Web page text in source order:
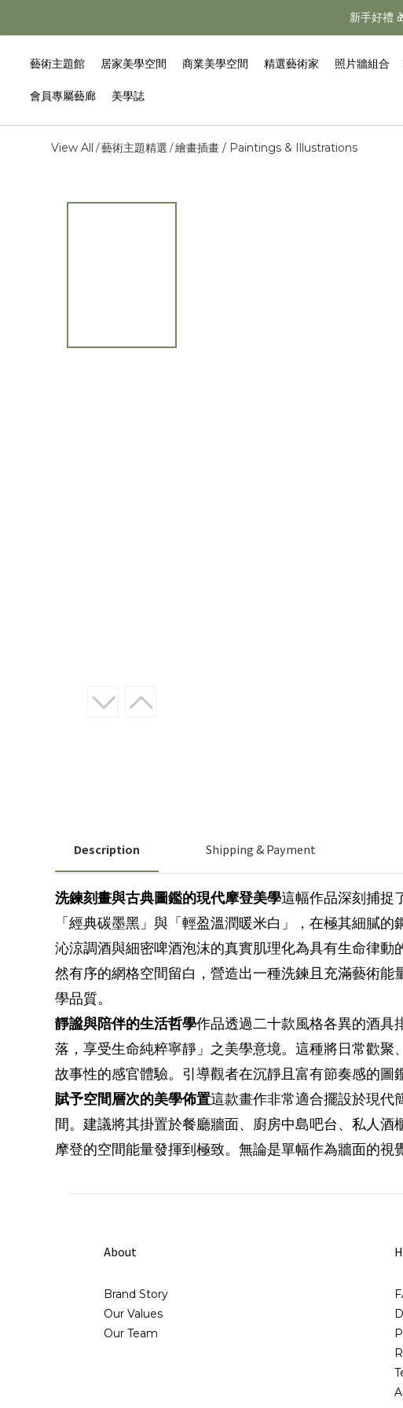
【夏
新手好禮
藝術主題館 居家美學空間 商業美學空間 精選藝術家 照片牆組合
會員專屬藝廊 美學誌
View All /藝術主題精選 /繪畫插畫 / Paintings & Illustrations
Description Shipping & Payment
洗鍊刻畫與古典圖鑑的現代摩登美學這幅作品深刻捕捉
「經典碳墨黑」與「輕盈溫潤暖米白」，在極其細膩
沁涼調酒與細密啤酒泡沫的真實肌理化為具有生命律
然有序的網格空間留白，營造出一種洗鍊且充滿藝術
學品質。
靜謐與陪伴的生活哲學作品透過二十款風格各異的酒具
落，享受生命純粹寧靜」之美學意境。這種將日常歡
故事性的感官體驗。引導觀者在沉靜且富有節奏感的圖
賦予空間層次的美學佈置這款畫作非常適合擺設於現
間。建議將其掛置於餐廳牆面、廚房中島吧台、私人
摩登的空間能量發揮到極致。無論是單幅作為牆面的視
About
Brand Story
Our Values
Our Team